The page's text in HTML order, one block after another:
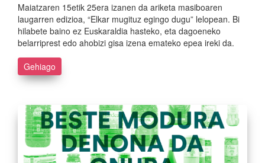
Maiatzaren 15etik 25era izanen da ariketa masiboaren
laugarren edizioa, “Elkar mugituz egingo dugu” lelopean. Bi
hilabete baino ez Euskaraldia hasteko, eta dagoeneko
belarriprest edo ahobizi gisa izena emateko epea ireki da.
Gehiago